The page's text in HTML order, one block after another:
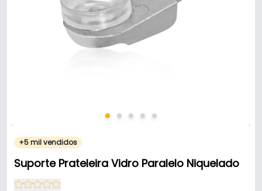
+5 mil vendidos
Suporte Prateleira Vidro Paralelo Niquelado